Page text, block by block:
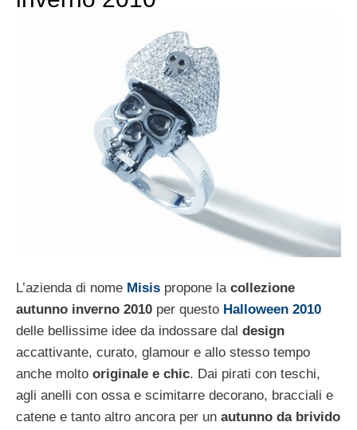
L’azienda di nome Misis propone la collezione
autunno inverno 2010 per questo Halloween 2010
delle bellissime idee da indossare dal design
accattivante, curato, glamour e allo stesso tempo
anche molto originale e chic. Dai pirati con teschi,
agli anelli con ossa e scimitarre decorano, bracciali e
catene e tanto altro ancora per un autunno da brivido